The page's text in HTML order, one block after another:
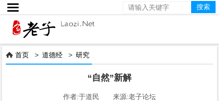

 首页 >道德经 >研究
“自然”新解
作者:于道民 来源:老子论坛